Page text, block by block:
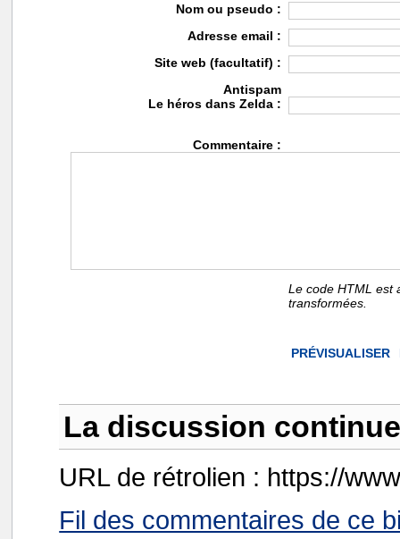
Nom ou pseudo :
Adresse email :
Site web (facultatif) :
Antispam
Le héros dans Zelda :
Commentaire :
Le code HTML est
transformées.
La discussion
URL de rétrolien : https://
Fil des commentaires de ce